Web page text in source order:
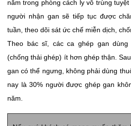
nằm trong phòng cách ly vô trùng
người nhận gan sẽ tiếp tục được
tuần, theo dõi sát ức chế miễn dịch,
Theo bác sĩ, các ca ghép gan
(chống thải ghép) ít hơn ghép thận.
gan có thể ngưng, không phải dùng
nay là 30% người được ghép gan
năm.